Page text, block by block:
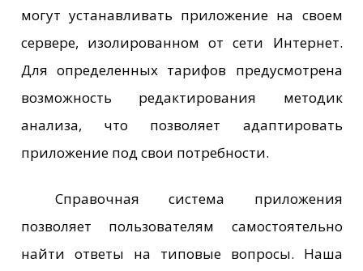
могут устанавливать приложение на своем
сервере, изолированном от сети Интернет.
Для определенных тарифов предусмотрена
возможность редактирования методик
анализа, что позволяет адаптировать
приложение под свои потребности.
Справочная система приложения
позволяет пользователям самостоятельно
найти ответы на типовые вопросы. Наша